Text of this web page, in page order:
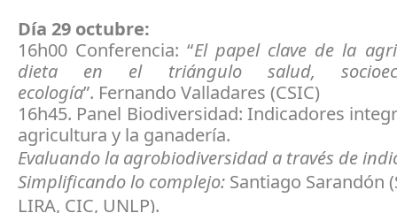
Día 29 octubre:
16h00 Conferencia: “El papel clave de la
dieta en el triángulo salud,
ecología”. Fernando Valladares (CSIC)
16h45. Panel Biodiversidad: Indicadores
agricultura y la ganadería.
Evaluando la agrobiodiversidad a través de
Simplificando lo complejo: Santiago Sarandón
LIRA, CIC, UNLP).